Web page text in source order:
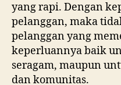
yang rapi. Dengan
pelanggan, maka
pelanggan yang
keperluannya baik
seragam, maupun
dan komunitas.